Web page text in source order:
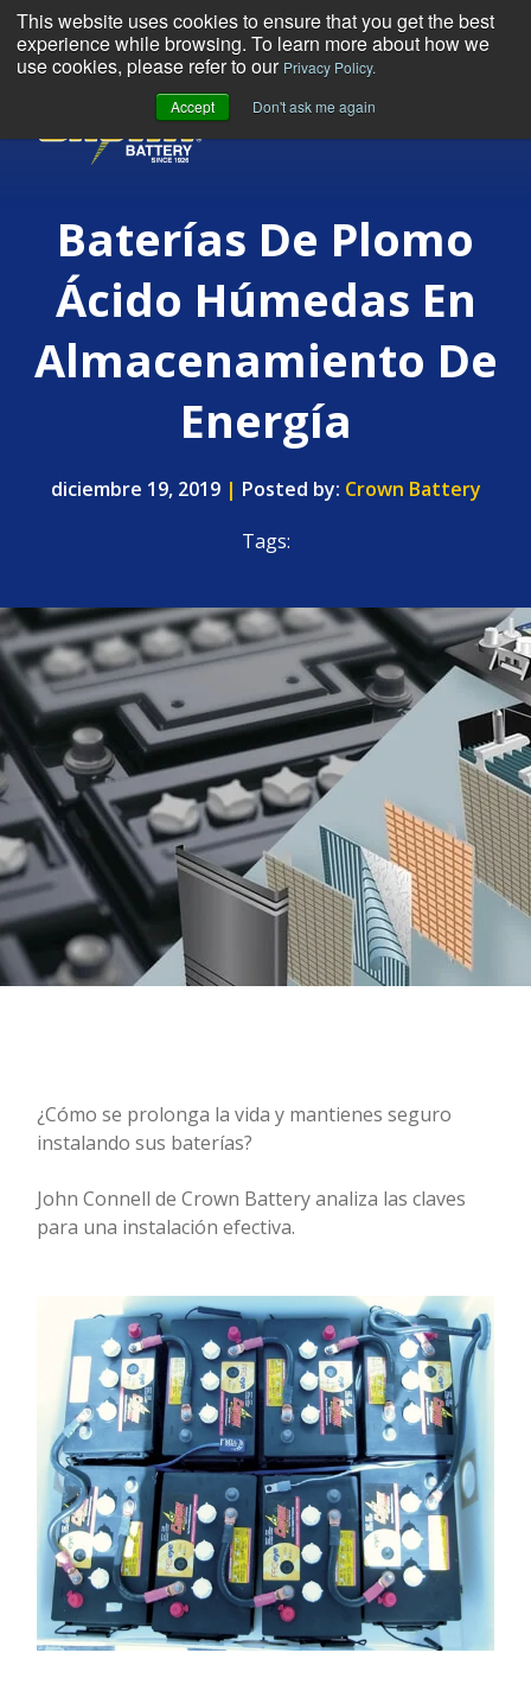
This website uses cookies to ensure that you get the best
experience while browsing. To learn more about how we
use cookies, please refer to our Privacy Policy.
Accept
Don't ask me again
Baterías De Plomo
Ácido Húmedas En
Almacenamiento De
Energía
diciembre 19, 2019| Posted by: Crown Battery
Tags:
¿Cómo se prolonga la vida y mantienes seguro
instalando sus baterías?
John Connell de Crown Battery analiza las claves
para una instalación efectiva.